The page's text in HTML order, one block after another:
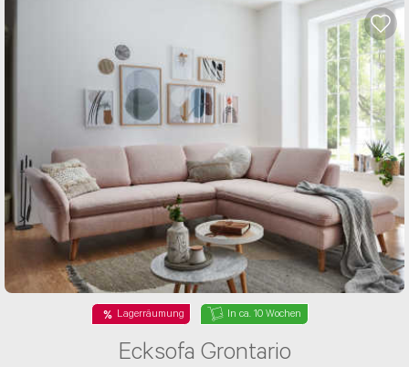
Lagerräumung In ca. 10 Wochen
Ecksofa Grontario